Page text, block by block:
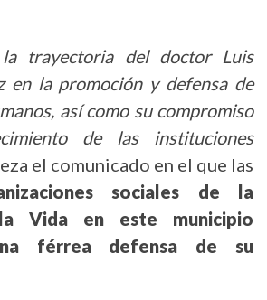
la trayectoria del doctor Luis
en la promoción y defensa de
así como su compromiso
de las instituciones
el comunicado en el que las
sociales de la
Vida en este municipio
férrea defensa de su